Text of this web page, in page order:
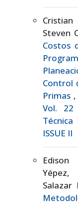
Steven
Costos
Control
Primas ,
Vol. 22
ISSUE II
Edison
Yépez,
Salazar